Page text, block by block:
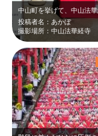
投稿者名：あかぼ
撮影場所：中山法華経寺